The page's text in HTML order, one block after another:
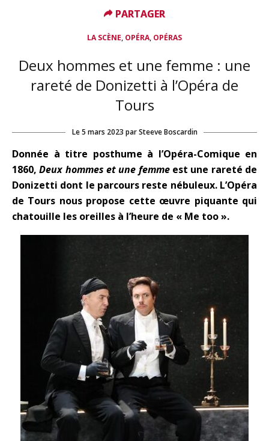
LA SCÈNE, OPÉRA, OPÉRAS
Deux hommes et une femme : une
rareté de Donizetti à l’Opéra de
Tours
Le5 mars 2023 par Steeve Boscardin
Donnée à titre posthume à l’Opéra-Comique en
1860,Deux hommes et une femmeest une rareté de
Donizetti dont le parcours reste nébuleux. L’Opéra
de Tours nous propose cette œuvre piquante qui
chatouille les oreilles à l’heure de « Me too ».
PARTAGER
PARTAGER